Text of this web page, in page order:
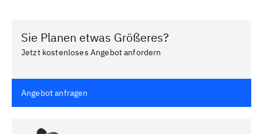
Sie Planen etwas Größeres?
Jetzt kostenloses Angebot anfordern
Angebot anfragen